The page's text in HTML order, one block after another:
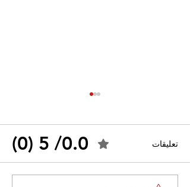
تعليقات 0.0/ 5 (0)